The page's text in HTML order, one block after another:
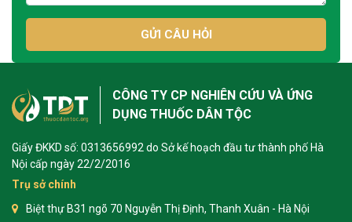
GỬI CÂU HỎI
CÔNG TY CP NGHIÊN CỨU VÀ ỨNG
DỤNG THUỐC DÂN TỘC
Giấy ĐKKD số: 0313656992 do Sở kế hoạch đầu tư thành phố Hà
Nội cấp ngày 22/2/2016
Trụ sở chính
Biệt thự B31 ngõ 70 Nguyễn Thị Định, Thanh Xuân - Hà Nội